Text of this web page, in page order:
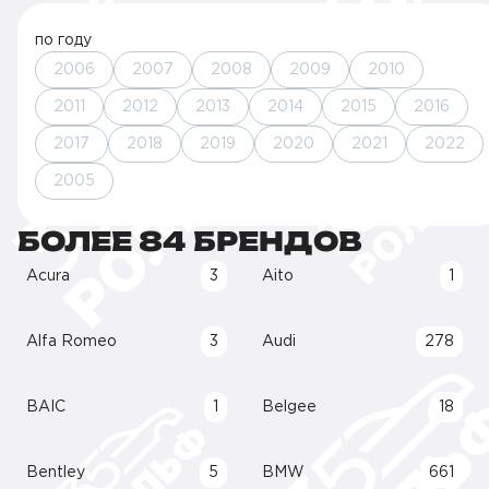
по году
2006 2007 2008 2009 2010
2011 2012 2013 2014 2015 2016
2017 2018 2019 2020 2021 2022
2005
БОЛЕЕ 84 БРЕНДОВ
Acura 3 Aito
Alfa Romeo 3 Audi 278
BAIC Belgee 18
Bentley 5 BMW 661